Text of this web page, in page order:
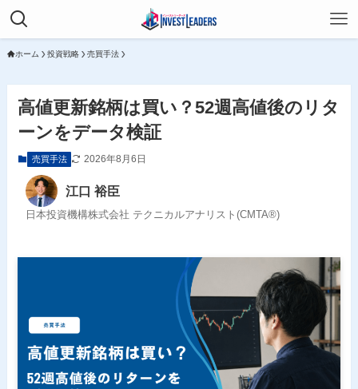
ホーム 投資戦略 売買手法
高値更新銘柄は買い？52週高値後のリタ
ーンをデータ検証
売買手法 2026年8月6日
江口 裕臣
日本投資機構株式会社 テクニカルアナリスト(CMTA®)